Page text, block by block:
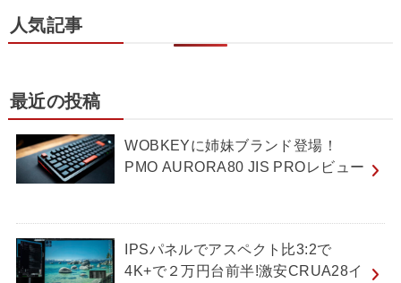
人気記事
最近の投稿
WOBKEYに姉妹ブランド登場！
PMO AURORA80 JIS PROレビュー
IPSパネルでアスペクト比3:2で
4K+で２万円台前半!激安CRUA28イ